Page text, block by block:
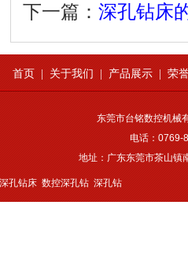
下一篇： 深孔钻床
首页 关于我们 产品展示| 荣
东莞市台铭数控机械
电话：0769-
地址：广东东莞市茶山镇
深孔钻床 数控深孔钻 深孔钻